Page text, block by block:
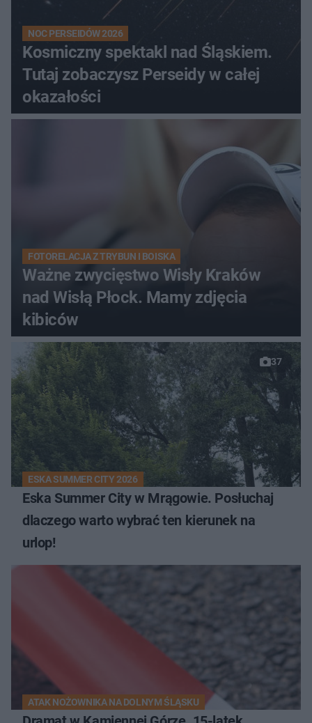
NOC PERSEIDÓW 2026
Kosmiczny spektakl nad Śląskiem.
Tutaj zobaczysz Perseidy w całej
okazałości
FOTORELACJA Z TRYBUN I BOISKA
Ważne zwycięstwo Wisły Kraków
nad Wisłą Płock. Mamy zdjęcia
kibiców
37
ESKA SUMMER CITY 2026
Eska Summer City w Mrągowie. Posłuchaj
dlaczego warto wybrać ten kierunek na
urlop!
ATAK NOŻOWNIKA NA DOLNYM ŚLĄSKU